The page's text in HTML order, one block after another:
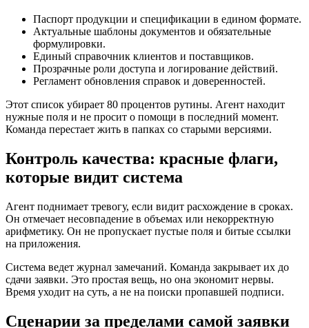
Паспорт продукции и спецификации в едином формате.
Актуальные шаблоны документов и обязательные
формулировки.
Единый справочник клиентов и поставщиков.
Прозрачные роли доступа и логирование действий.
Регламент обновления справок и доверенностей.
Этот список убирает 80 процентов рутины. Агент находит
нужные поля и не просит о помощи в последний момент.
Команда перестает жить в папках со старыми версиями.
Контроль качества: красные флаги,
которые видит система
Агент поднимает тревогу, если видит расхождение в сроках.
Он отмечает несовпадение в объемах или некорректную
арифметику. Он не пропускает пустые поля и битые ссылки
на приложения.
Система ведет журнал замечаний. Команда закрывает их до
сдачи заявки. Это простая вещь, но она экономит нервы.
Время уходит на суть, а не на поиски пропавшей подписи.
Сценарии за пределами самой заявки